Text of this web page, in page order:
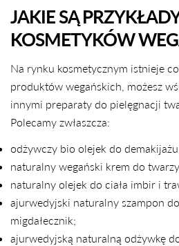
JAKIE SĄ
KOSMETYKÓW
Na rynku kosmetycznym istnieje
produktów wegańskich, możesz
innymi preparaty do pielęgnacji
Polecamy zwłaszcza:
odżywczy bio olejek do
naturalny wegański krem do
naturalny olejek do ciała imbir i
ajurwedyjski naturalny szampon
migdałecznik;
ajurwedyjską naturalną odżywkę